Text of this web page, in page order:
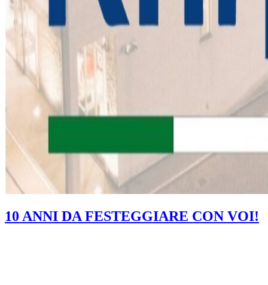
10 ANNI DA FESTEGGIARE CON VOI!